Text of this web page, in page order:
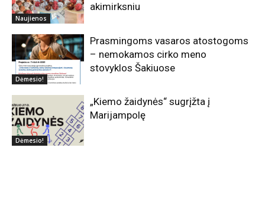
Naujienos
akimirksniu
Dėmesio!
Prasmingoms vasaros atostogoms
– nemokamos cirko meno
stovyklos Šakiuose
Dėmesio!
„Kiemo žaidynės“ sugrįžta į
Marijampolę